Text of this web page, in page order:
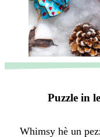
Puzzle in
Whimsy hè un